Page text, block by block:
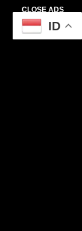
CLOSE ADS
ID